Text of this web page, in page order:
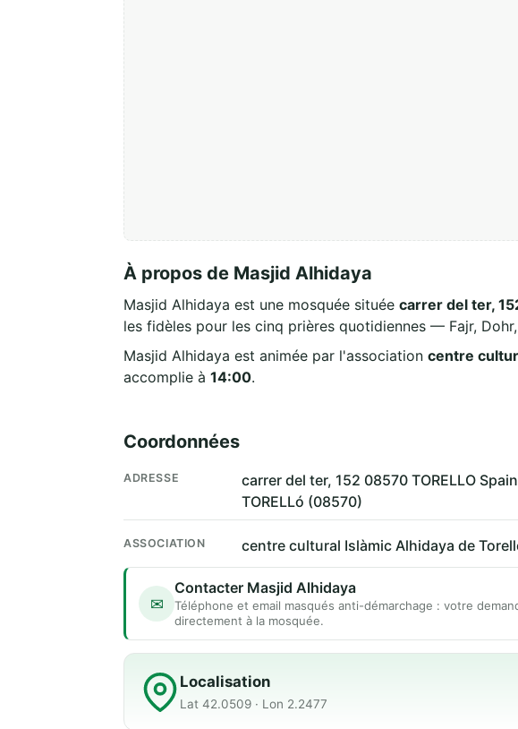
À propos de Masjid Alhidaya
Masjid Alhidaya est une mosquée située carrer del ter,
les fidèles pour les cinq prières quotidiennes — Fajr,
Masjid Alhidaya est animée par l'association centre
accomplie à 14:00.
Coordonnées
ADRESSE
carrer del ter, 152 08570 TORELLO Spain
TORELLó (08570)
ASSOCIATION centre cultural Islàmic Alhidaya de
✉
Contacter Masjid Alhidaya
Téléphone et email masqués anti-démarchage : votre
directement à la mosquée.
Localisation
Lat 42.0509 · Lon 2.2477